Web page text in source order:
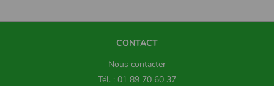
CONTACT
Nous contacter
Tél. : 01 89 70 60 37